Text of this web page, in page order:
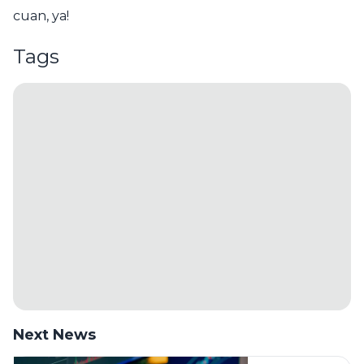
cuan, ya!
Tags
Next News